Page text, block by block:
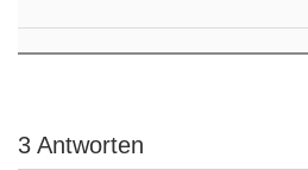
3 Antworten